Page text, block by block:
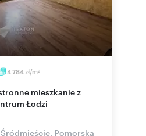
4 784zł/m2
Łodzi
Pomorska